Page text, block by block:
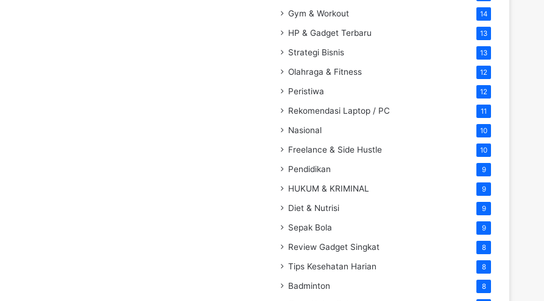
Gym & Workout 14
HP & Gadget Terbaru 13
Strategi Bisnis 13
Olahraga & Fitness 12
Peristiwa 12
Rekomendasi Laptop / PC 11
Nasional 10
Freelance & Side Hustle 10
Pendidikan 9
HUKUM & KRIMINAL 9
Diet & Nutrisi 9
Sepak Bola 9
Review Gadget Singkat 8
Tips Kesehatan Harian 8
Badminton 8